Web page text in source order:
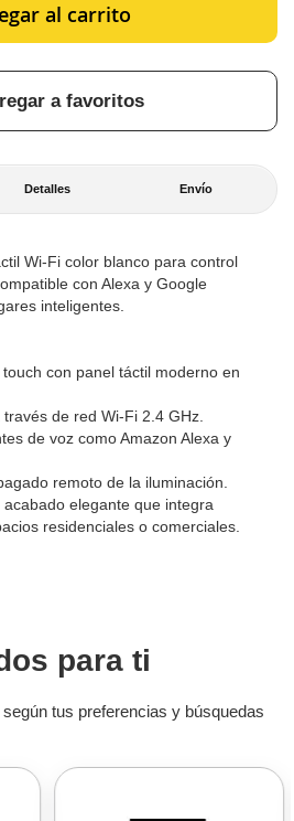
Detalles Envío
Wi-Fi color blanco para control
con Alexa y Google
inteligentes.
con panel táctil moderno en
de red Wi-Fi 2.4 GHz.
de voz como Amazon Alexa y
remoto de la iluminación.
acabado elegante que integra
residenciales o comerciales.
al carrito
a favoritos
para ti
tus preferencias y búsquedas